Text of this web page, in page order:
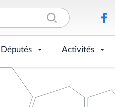
Députés Activités